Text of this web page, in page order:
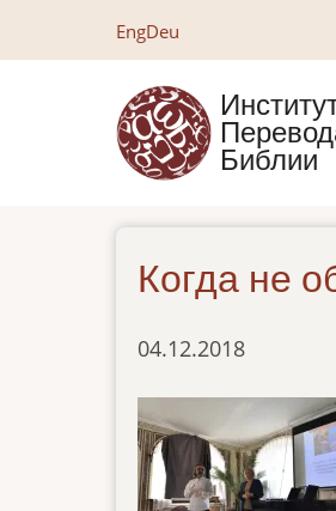
содержанию
EngDeu
Библии
Когда не
04.12.2018